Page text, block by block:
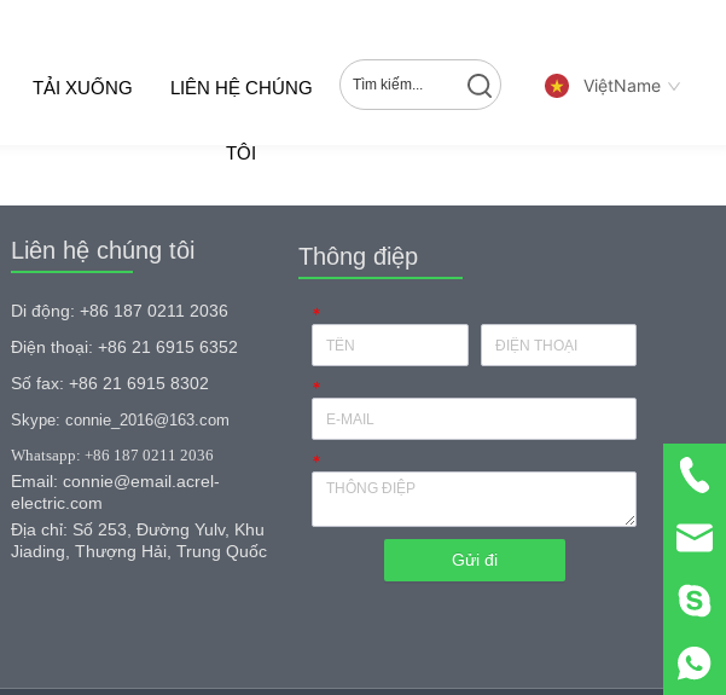
TẢI XUỐNG LIÊN HỆ CHÚNG
TÔI
ViệtName
Liên hệ chúng tôi
Di động: +86 187 0211 2036
Điện thoại: +86 21 6915 6352
Số fax: +86 21 6915 8302
Skype: connie_2016@163.com
Whatsapp: +86 187 0211 2036
Email: connie@email.acrel-
electric.com
Địa chỉ: Số 253, Đường Yulv, Khu
Jiading, Thượng Hải, Trung Quốc
Thông điệp
*
*
*
Gửi đi